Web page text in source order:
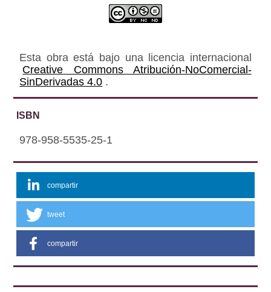
Esta obra está bajo una licencia internacional
Creative Commons Atribución-NoComercial-
SinDerivadas 4.0 .
ISBN
978-958-5535-25-1
compartir
tweet
compartir